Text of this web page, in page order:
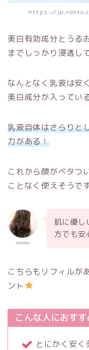
https://
美白有効成分とうる
までしっかり浸透し
なんとなく乳液は安
美白成分が入ってい
乳液自体はさらりと
力がある！
これから顔がベタつ
ことなく使えそうです
momo
肌に優し
方でも安
こちらもリフィルが
ント
こんな人におすす
とにかく安く